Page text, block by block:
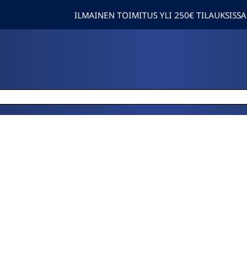
ILMAINEN TOIMITUS YLI 250€ TILAUKSISSA